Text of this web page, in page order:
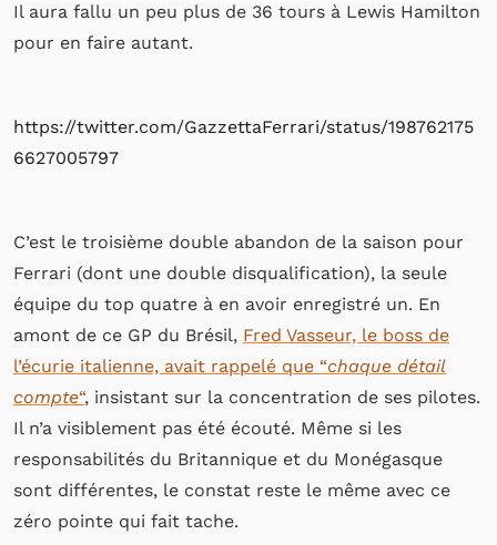
Il aura fallu un peu plus de 36 tours à Lewis Hamilton
pour en faire autant.
https://twitter.com/GazzettaFerrari/status/198762175
6627005797
C’est le troisième double abandon de la saison pour
Ferrari (dont une double disqualification), la seule
équipe du top quatre à en avoir enregistré un. En
amont de ce GP du Brésil, Fred Vasseur, le boss de
l’écurie italienne, avait rappelé que “chaque détail
compte“, insistant sur la concentration de ses pilotes.
Il n’a visiblement pas été écouté. Même si les
responsabilités du Britannique et du Monégasque
sont différentes, le constat reste le même avec ce
zéro pointe qui fait tache.